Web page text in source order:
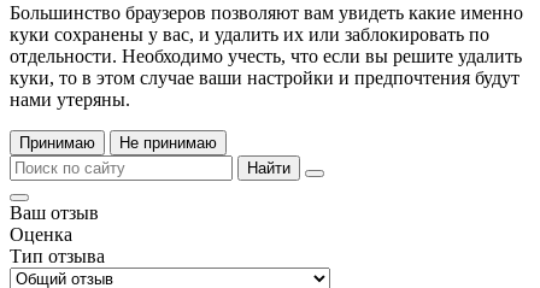
Большинство браузеров позволяют вам увидеть какие именно
куки сохранены у вас, и удалить их или заблокировать по
отдельности. Необходимо учесть, что если вы решите удалить
куки, то в этом случае ваши настройки и предпочтения будут
нами утеряны.
Принимаю
Не принимаю
Найти
Ваш отзыв
Оценка
Тип отзыва